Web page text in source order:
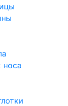
носа